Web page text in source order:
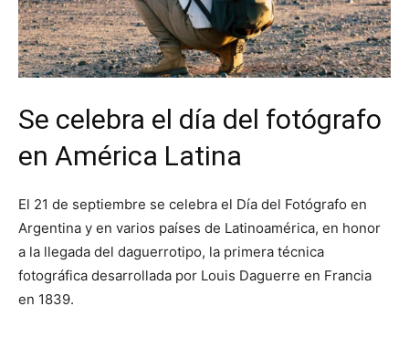
Se celebra el día del fotógrafo
en América Latina
El 21 de septiembre se celebra el Día del Fotógrafo en
Argentina y en varios países de Latinoamérica, en honor
a la llegada del daguerrotipo, la primera técnica
fotográfica desarrollada por Louis Daguerre en Francia
en 1839.